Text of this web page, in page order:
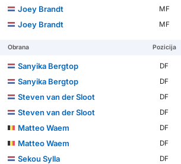
Joey Brandt
MF
Joey Brandt
MF
Obrana Pozicija
Sanyika Bergtop DF
Sanyika Bergtop
DF
Steven van der Sloot
DF
Steven van der Sloot
DF
Matteo Waem
DF
Matteo Waem
DF
Sekou Sylla
DF